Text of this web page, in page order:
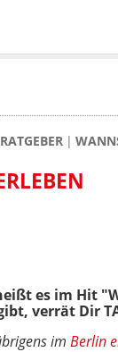
es im Hit
verrät Dir
im Berlin